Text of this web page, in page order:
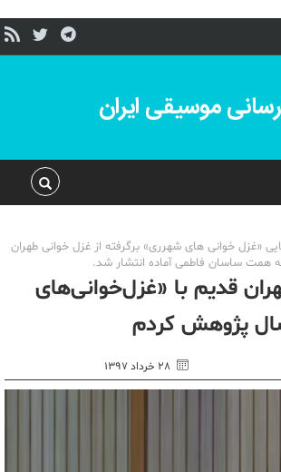
موسیقی ایران
«غزل خوانی های شهرری» برگرفته از غزل خوانی طهران
همت ساسان فاطمی آماده انتشار شد.
قدیم با «غزل‌خوانی‌های
۲۸ خرداد ۱۳۹۷